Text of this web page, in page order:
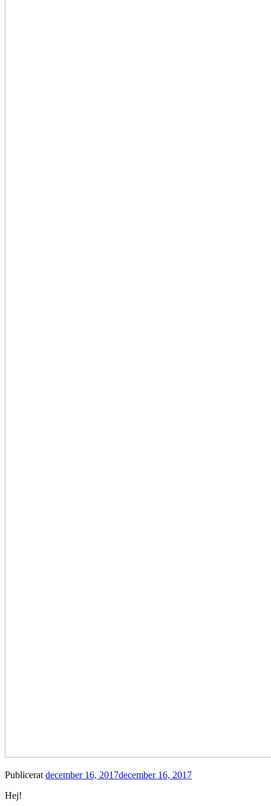
Publicerat december 16, 2017december 16, 2017
Hej!